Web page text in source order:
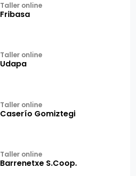
Taller online
Fribasa
Taller online
Udapa
Taller online
Caserío Gomiztegi
Taller online
Barrenetxe S.Coop.